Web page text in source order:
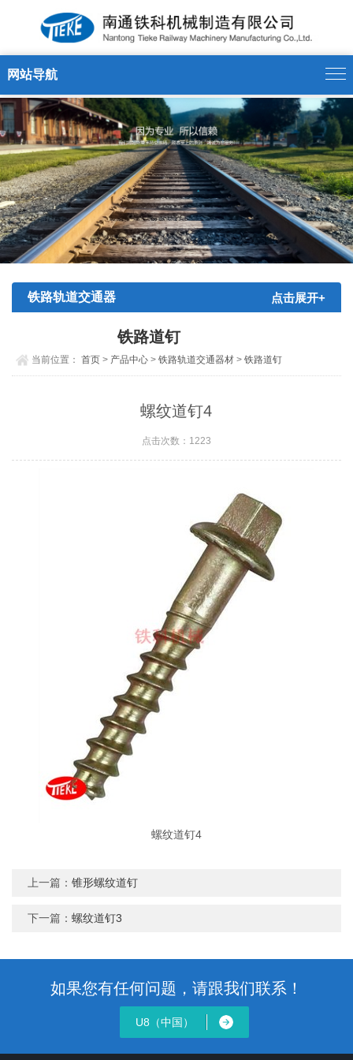
网站导航
铁路轨道交通器 点击展开+
铁路道钉
当前位置：首页 > 产品中心 >铁路轨道交通器材 >铁路道钉
螺纹道钉4
点击次数：1223
螺纹道钉4
上一篇：锥形螺纹道钉
下一篇：螺纹道钉3
如果您有任何问题，请跟我们联系！
U8（中国）